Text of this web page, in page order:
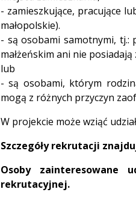
- zamieszkujące, pracujące
małopolskie).
- są osobami samotnymi, tj.:
małżeńskim ani nie
lub
- są osobami, którym
mogą z różnych przyczyn
W projekcie może wziąć
Szczegóły rekrutacji
Osoby zainteresowane
rekrutacyjnej.